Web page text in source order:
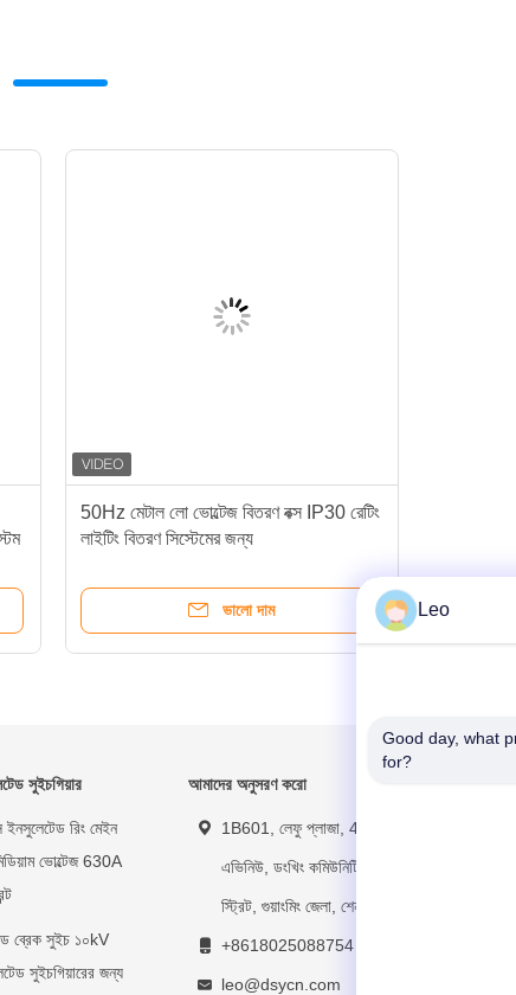
50Hz মেটাল লো ভোল্টেজ বিতরণ বক্স IP30 রেটিং
লাইটিং বিতরণ সিস্টেমের জন্য
ভালো দাম
সুইচগিয়ার
রিং মেইন
ভোল্টেজ 630A
ব্রেক সুইচ ১০kV
সুইচগিয়ারের জন্য
আমাদের অনুসরণ করো
1B601, লেফু প্লাজা, 481 গুয়াংমিং
এভিনিউ, ডংখিং কমিউনিটি, ফেংহুয়াং
স্ট্রিট, গুয়াংমিং জেলা, শেনজেন
+8618025088754
leo@dsycn.com
Leo
Good day, what
for?